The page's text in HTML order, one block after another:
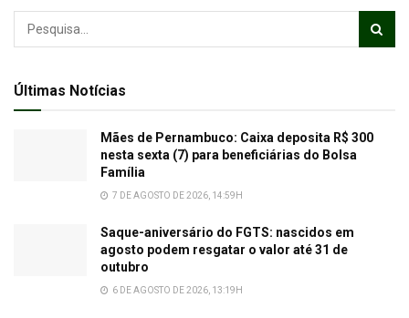
Últimas Notícias
Mães de Pernambuco: Caixa deposita R$ 300
nesta sexta (7) para beneficiárias do Bolsa
Família
7 DE AGOSTO DE 2026, 14:59H
Saque-aniversário do FGTS: nascidos em
agosto podem resgatar o valor até 31 de
outubro
6 DE AGOSTO DE 2026, 13:19H